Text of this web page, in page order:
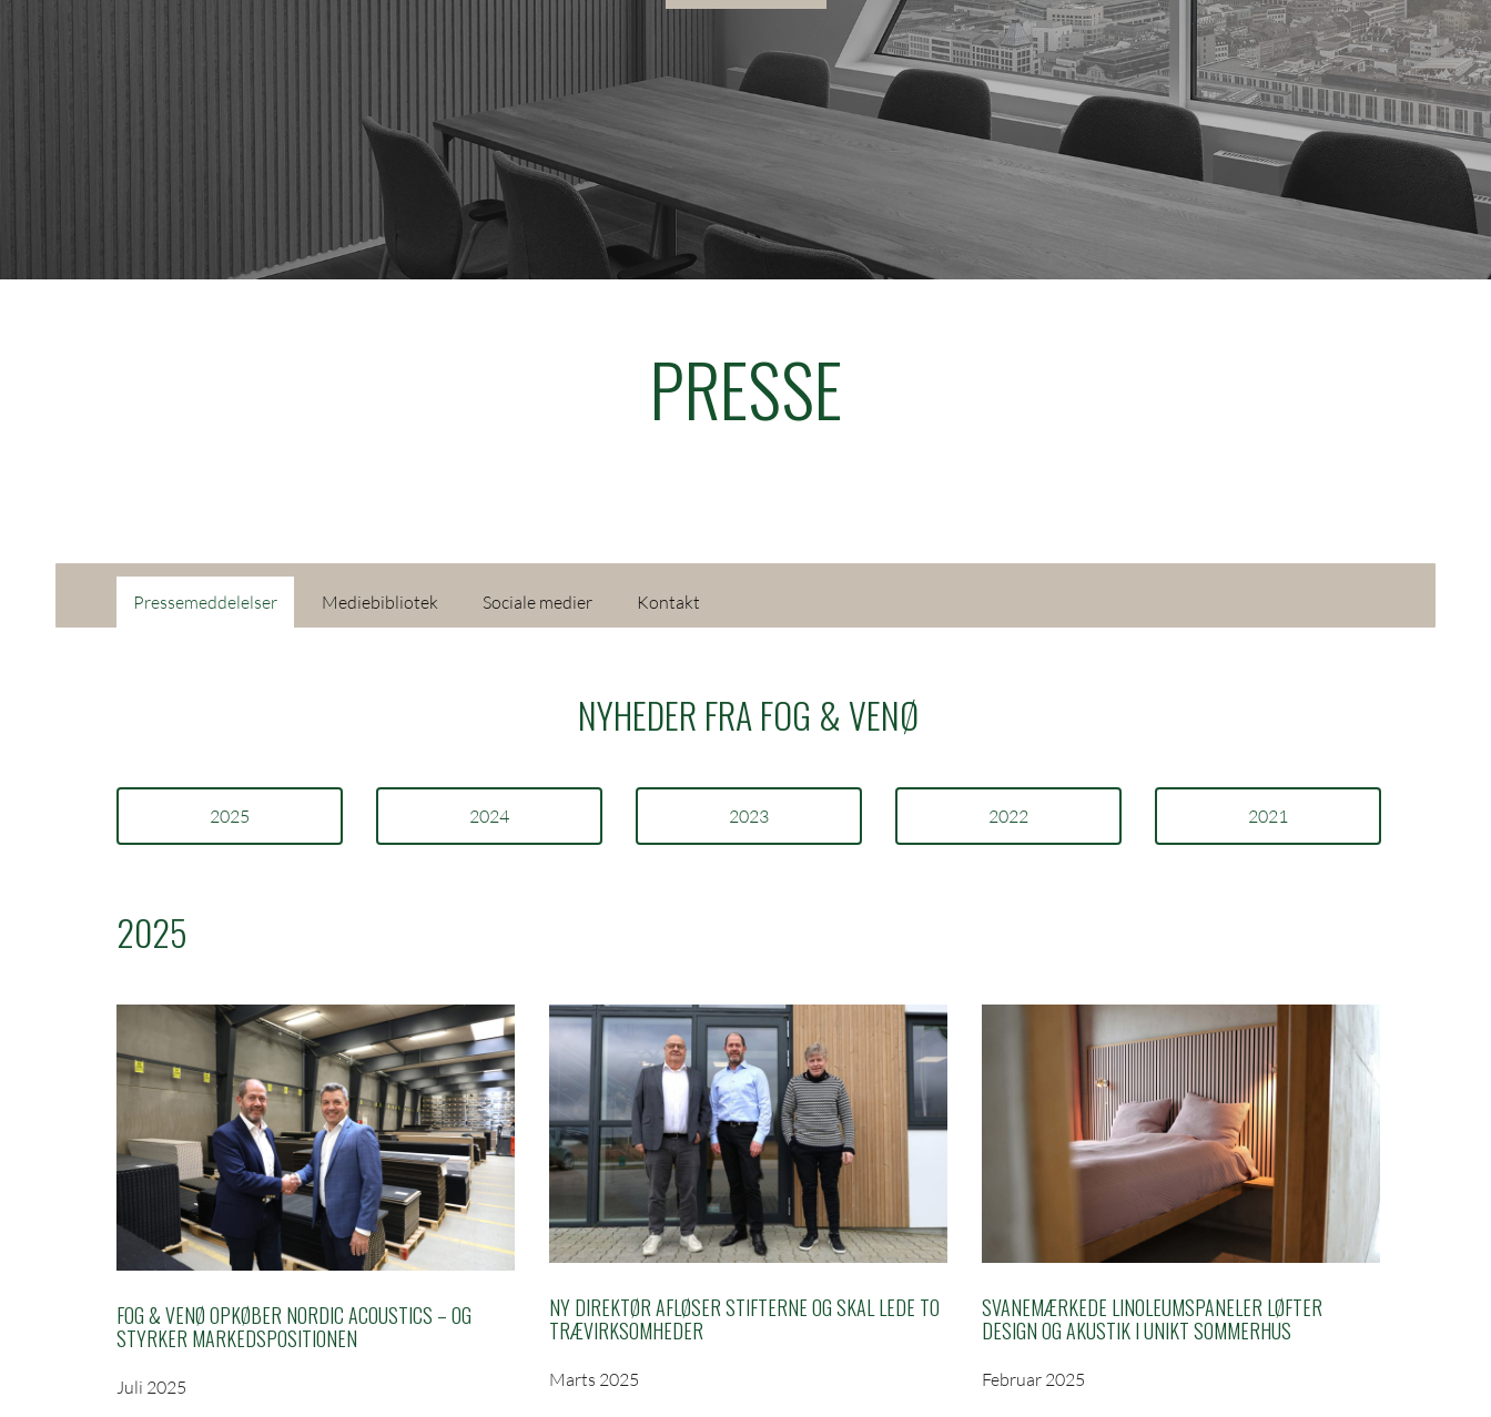
PRESSE
Pressemeddelelser Mediebibliotek Sociale medier Kontakt
NYHEDER FRA FOG & VENØ
2025 2024 2023 2022 2021
2025
FOG & VENØ OPKØBER NORDIC ACOUSTICS – OG
STYRKER MARKEDSPOSITIONEN
Juli 2025
NY DIREKTØR AFLØSER STIFTERNE OG SKAL LEDE TO
TRÆVIRKSOMHEDER
Marts 2025
SVANEMÆRKEDE LINOLEUMSPANELER LØFTER
DESIGN OG AKUSTIK I UNIKT SOMMERHUS
Februar 2025